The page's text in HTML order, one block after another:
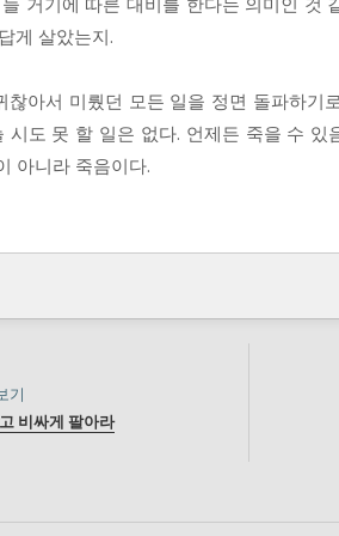
게 살았는지.
찮아서 미뤘던 모든 일을 정면 돌파하기
시도 못 할 일은 없다. 언제든 죽을 수
아니라 죽음이다.
기
비싸게 팔아라